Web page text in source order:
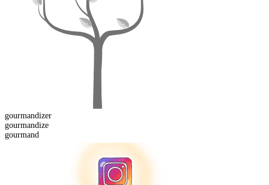
gourmandizer
gourmandize
gourmand